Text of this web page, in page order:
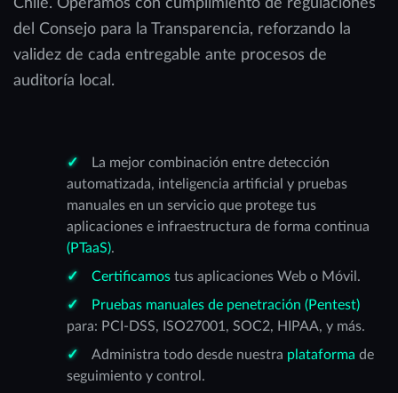
del Consejo para la Transparencia, reforzando la
validez de cada entregable ante procesos de
auditoría local.
La mejor combinación entre detección
automatizada, inteligencia artificial y pruebas
manuales en un servicio que protege tus
aplicaciones e infraestructura de forma continua
(PTaaS).
Certificamos tus aplicaciones Web o Móvil.
Pruebas manuales de penetración (Pentest)
para: PCI-DSS, ISO27001, SOC2, HIPAA, y más.
Administra todo desde nuestra plataforma de
seguimiento y control.